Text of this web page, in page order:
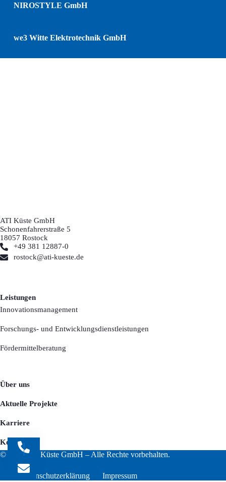
NIROSTYLE GmbH
we3 Witte Elektrotechnik GmbH
ATI Küste GmbH
Schonenfahrerstraße 5
18057 Rostock
+49 381 12887-0
rostock@ati-kueste.de
Leistungen
Innovationsmanagement
Forschungs- und Entwicklungsdienstleistungen
Fördermittelberatung
Über uns
Aktuelle Projekte
Karriere
Kontakt
© 2026 ATI Küste GmbH – Alle Rechte vorbehalten.
Datenschutzerklärung Impressum